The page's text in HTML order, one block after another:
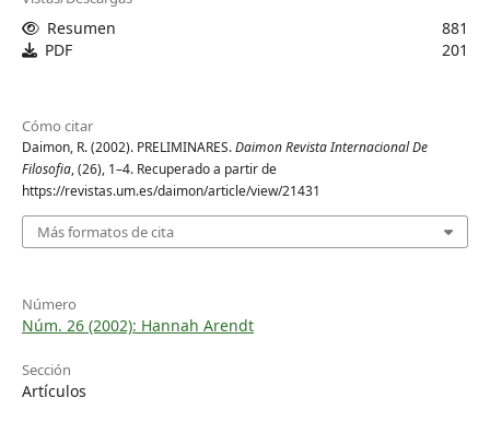
Resumen
881
PDF
201
Cómo citar
Daimon, R. (2002). PRELIMINARES.Daimon Revista Internacional De
Filosofia, (26), 1–4. Recuperado a partir de
https://revistas.um.es/daimon/article/view/21431
Más formatos de cita
Número
Núm. 26 (2002): Hannah Arendt
Sección
Artículos